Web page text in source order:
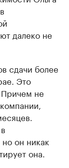
далеко не
сдачи более
Это
Причем не
он никак
она.